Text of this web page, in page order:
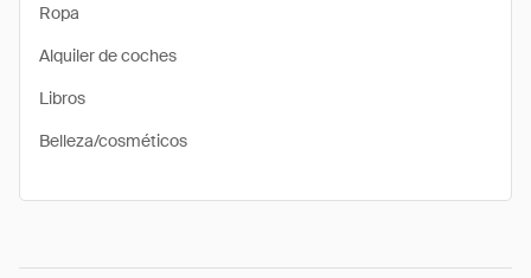
Ropa
Alquiler de coches
Libros
Belleza/cosméticos